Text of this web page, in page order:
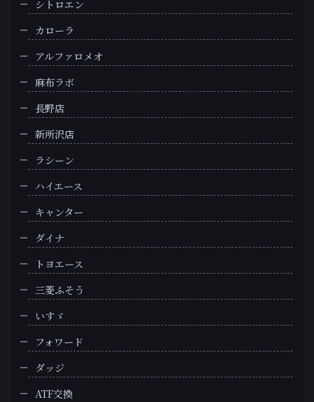
シトロエン
カローラ
アルファロメオ
麻布ラボ
長野店
新所沢店
ラシーン
ハイエース
キャンター
ダイナ
トヨエース
三菱ふそう
いすゞ
フォワード
ダッジ
ATF交換